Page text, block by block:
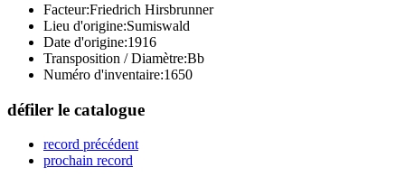
Facteur:Friedrich Hirsbrunner
Lieu d'origine:Sumiswald
Date d'origine:1916
Transposition / Diamètre:Bb
Numéro d'inventaire:1650
défiler le catalogue
record précédent
prochain record